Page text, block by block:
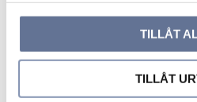
TILLÅT
TILLÅT
änden till den andra,
också använda ett mjukt
uppskatta placeringen
kedjan ska bäras mot
eller tillsammans med